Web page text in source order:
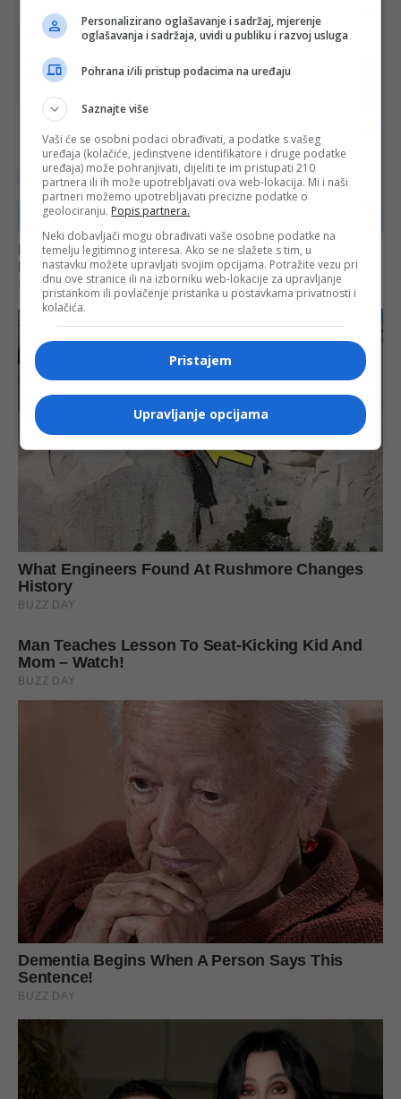
Personalizirano oglašavanje i sadržaj, mjerenje
oglašavanja i sadržaja, uvidi u publiku i razvoj usluga
Pohrana i/ili pristup podacima na uređaju
Saznajte više
Vaši će se osobni podaci obrađivati, a podatke s vašeg
uređaja (kolačiće, jedinstvene identifikatore i druge podatke
uređaja) može pohranjivati, dijeliti te im pristupati 210
partnera ili ih može upotrebljavati ova web-lokacija. Mi i naši
partneri možemo upotrebljavati precizne podatke o
geolociranju. Popis partnera.
Neki dobavljači mogu obrađivati vaše osobne podatke na
temelju legitimnog interesa. Ako se ne slažete s tim, u
nastavku možete upravljati svojim opcijama. Potražite vezu pri
dnu ove stranice ili na izborniku web-lokacije za upravljanje
pristankom ili povlačenje pristanka u postavkama privatnosti i
kolačića.
Pristajem
Upravljanje opcijama